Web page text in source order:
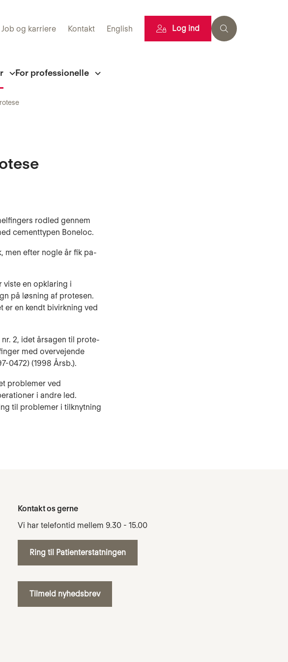
Job og karriere Kontakt English Log ind
For professionelle
rodled gennem
cementtypen Boneloc.
men efter nogle år fik pa­
viste en opklaring i
på løsning af protesen.
er en kendt bivirkning ved
nr. 2, idet årsagen til prote­
med overvejende
0472) (1998 Årsb.).
problemer ved
i andre led.
til problemer i tilknytning
Kontakt os gerne
Vi har telefontid mellem 9.30 - 15.00
Ring til Patienterstatningen
Tilmeld nyhedsbrev